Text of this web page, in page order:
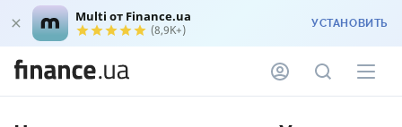
Multi от Finance.ua
(8,9K+) УСТАНОВИТЬ